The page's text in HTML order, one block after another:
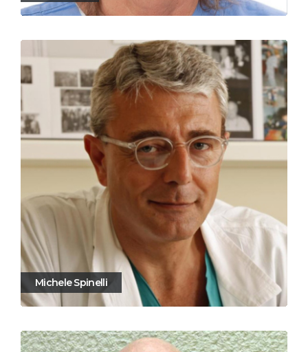
Michele Spinelli